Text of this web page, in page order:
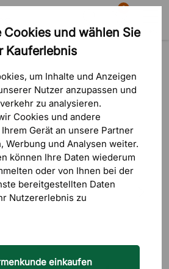
Cookies und wählen Sie
Kauferlebnis
um Inhalte und Anzeigen
Nutzer anzupassen und
zu analysieren.
Cookies und andere
Gerät an unsere Partner
Werbung und Analysen weiter.
können Ihre Daten wiederum
oder von Ihnen bei der
bereitgestellten Daten
Nutzererlebnis zu
einkaufen
Suche
0
Warenkorb